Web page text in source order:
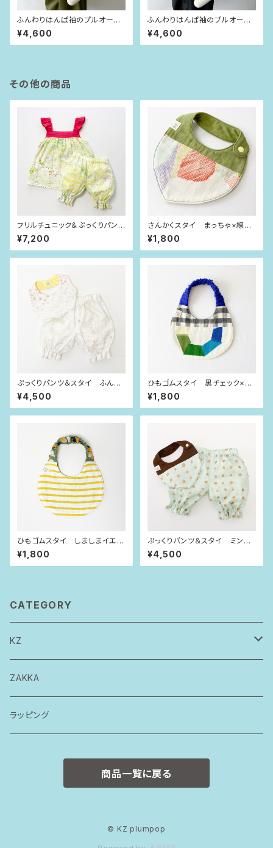
ふんわりはんぱ袖のプルオーバ
ー ビビッドピンク×dot（80siz
e）
¥4,600
ふんわりはんぱ袖のプルオーバ
ー インディゴブルー×dot（80si
ze）
¥4,600
その他の商品
フリルチュニック＆ぷっくりパン
ツ 若草グリーン（80-90siz
e）
¥7,200
さんかくスタイ まっちゃ×線も
よう
¥1,800
ぷっくりパンツ＆スタイ ふんわ
り花畑（80size）
¥4,500
ひもゴムスタイ 黒チェック×あ
おみどり
¥1,800
ひもゴムスタイ しましまイエロ
ー
¥1,800
ぷっくりパンツ＆スタイ ミント
グリーン×ブロンズドット（80si
ze）
¥4,500
CATEGORY
KZ
トップス
ボトムス
ZAKKA
ラッピング
商品一覧に戻る
© KZ plumpop